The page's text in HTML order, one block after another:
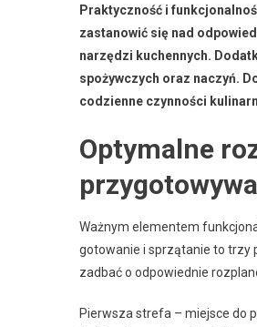
Praktyczność i
zastanowić się nad
narzędzi kuchennych.
spożywczych oraz naczyń.
codzienne czynności
Optymalne
Ważnym elementem
gotowanie i sprzątanie to trzy
zadbać o odpowiednie
Pierwsza strefa – miejsce do